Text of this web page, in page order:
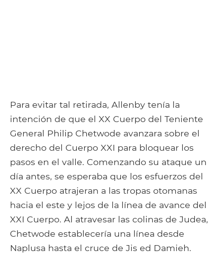
Para evitar tal retirada, Allenby tenía la
intención de que el XX Cuerpo del Teniente
General Philip Chetwode avanzara sobre el
derecho del Cuerpo XXI para bloquear los
pasos en el valle. Comenzando su ataque un
día antes, se esperaba que los esfuerzos del
XX Cuerpo atrajeran a las tropas otomanas
hacia el este y lejos de la línea de avance del
XXI Cuerpo. Al atravesar las colinas de Judea,
Chetwode establecería una línea desde
Naplusa hasta el cruce de Jis ed Damieh.